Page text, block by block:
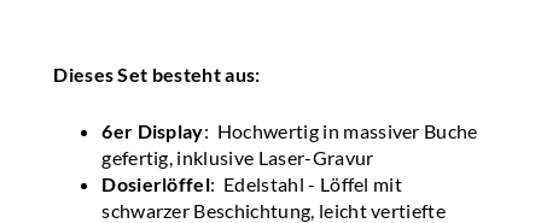
Dieses Set besteht aus:
6er Display: Hochwertig in massiver Buche
gefertig, inklusive Laser-Gravur
Dosierlöffel: Edelstahl - Löffel mit
schwarzer Beschichtung, leicht vertiefte